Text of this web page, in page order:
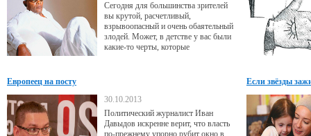
Сегодня для большинства зрителей
вы крутой, расчетливый,
взрывоопасный и очень обаятельный
злодей. Может, в детстве у вас были
какие-то черты, которые
Европеец на посту
30.10.2013
Политический журналист Иван
Давыдов искренне верит, что власть
по-прежнему упорно рубит окно в
Если звёзды